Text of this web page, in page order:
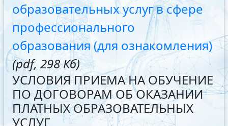
образовательных услуг в сфере
профессионального
образования (для ознакомления)
(pdf, 298 Кб)
УСЛОВИЯ ПРИЕМА НА ОБУЧЕНИЕ
ПО ДОГОВОРАМ ОБ ОКАЗАНИИ
ПЛАТНЫХ ОБРАЗОВАТЕЛЬНЫХ
УСЛУГ